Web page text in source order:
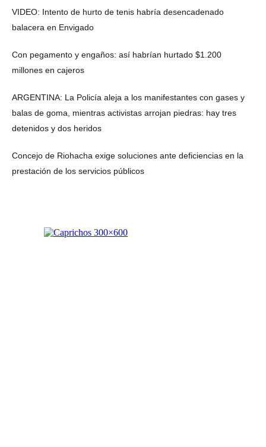
VIDEO: Intento de hurto de tenis habría desencadenado
balacera en Envigado
Con pegamento y engaños: así habrían hurtado $1.200
millones en cajeros
ARGENTINA: La Policía aleja a los manifestantes con gases y
balas de goma, mientras activistas arrojan piedras: hay tres
detenidos y dos heridos
Concejo de Riohacha exige soluciones ante deficiencias en la
prestación de los servicios públicos